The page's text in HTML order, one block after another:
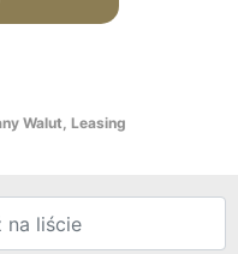
Walut, Leasing